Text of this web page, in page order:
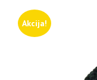
Akcija!